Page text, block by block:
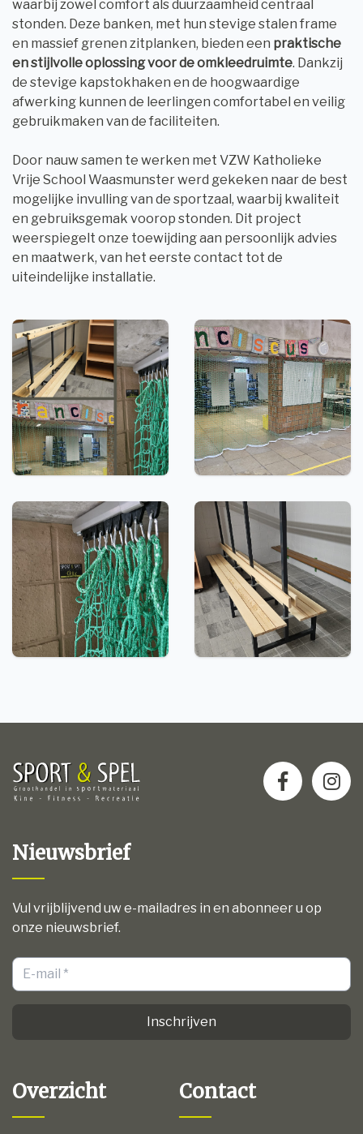
waarbij zowel comfort als duurzaamheid centraal
stonden. Deze banken, met hun stevige stalen frame
en massief grenen zitplanken, bieden een praktische
en stijlvolle oplossing voor de omkleedruimte. Dankzij
de stevige kapstokhaken en de hoogwaardige
afwerking kunnen de leerlingen comfortabel en veilig
gebruikmaken van de faciliteiten.
Door nauw samen te werken met VZW Katholieke
Vrije School Waasmunster werd gekeken naar de best
mogelijke invulling van de sportzaal, waarbij kwaliteit
en gebruiksgemak voorop stonden. Dit project
weerspiegelt onze toewijding aan persoonlijk advies
en maatwerk, van het eerste contact tot de
uiteindelijke installatie.
Nieuwsbrief
Vul vrijblijvend uw e-mailadres in en abonneer u op
onze nieuwsbrief.
Inschrijven
Overzicht Contact